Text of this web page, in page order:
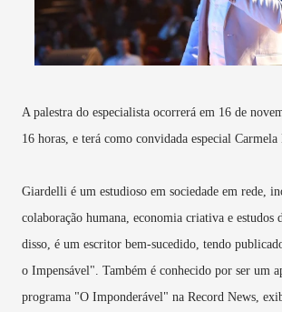
A palestra do especialista ocorrerá em 16 de
16 horas, e terá como convidada especial Carmela
Giardelli é um estudioso em sociedade em rede,
colaboração humana, economia criativa e
disso, é um escritor bem-sucedido, tendo
o Impensável". Também é conhecido por ser um
programa "O Imponderável" na Record News,